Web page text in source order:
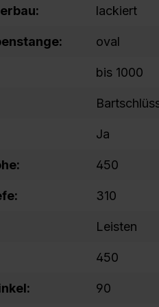
lackiert
oval
bis 1000
Ja
450
310
Leisten
450
90